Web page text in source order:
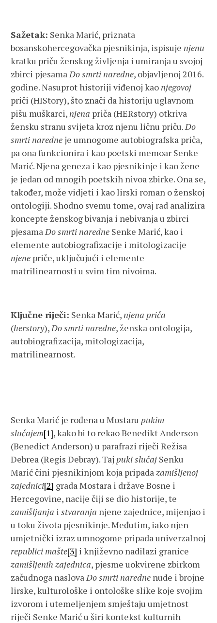
Sažetak: Senka Marić, priznata
bosanskohercegovačka pjesnikinja, ispisuje njenu
kratku priču ženskog življenja i umiranja u svojoj
zbirci pjesamaDo smrti naredne, objavljenoj 2016.
godine. Nasuprot historiji viđenoj kao njegovoj
priči (HIStory), što znači da historiju uglavnom
pišu muškarci, njena priča (HERstory) otkriva
žensku stranu svijeta kroz njenu ličnu priču.Do
smrti naredne je umnogome autobiografska priča,
pa ona funkcionira i kao poetski memoar Senke
Marić. Njena geneza i kao pjesnikinje i kao žene
je jedan od mnogih poetskih nivoa zbirke. Ona se,
također, može vidjeti i kao lirski roman o ženskoj
ontologiji. Shodno svemu tome, ovaj rad analizira
koncepte ženskog bivanja i nebivanja u zbirci
pjesamaDo smrti naredne Senke Marić, kao i
elemente autobiografizacije i mitologizacije
njene priče, uključujući i elemente
matrilinearnosti u svim tim nivoima.
Ključne riječi: Senka Marić, njena priča
(herstory),Do smrti naredne, ženska ontologija,
autobiografizacija, mitologizacija,
matrilinearnost.
Senka Marić je rođena u Mostaru pukim
slučajem[1], kako bi to rekao Benedikt Anderson
(Benedict Anderson) u parafrazi riječi Režisa
Debrea (Regis Debray). Taj puki slučaj Senku
Marić čini pjesnikinjom koja pripadazamišljenoj
zajednici[2] grada Mostara i države Bosne i
Hercegovine, nacije čiji se dio historije, te
zamišljanja istvaranja njene zajednice, mijenjao i
u toku života pjesnikinje. Međutim, iako njen
umjetnički izraz umnogome pripada univerzalnoj
republici mašte[3] i književno nadilazi granice
zamišljenih zajednica, pjesme uokvirene zbirkom
začudnoga naslovaDo smrti naredne nude i brojne
lirske, kulturološke i ontološke slike koje svojim
izvorom i utemeljenjem smještaju umjetnost
riječi Senke Marić u širi kontekst kulturnih